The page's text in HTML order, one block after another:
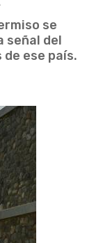
se
señal del
ese país.